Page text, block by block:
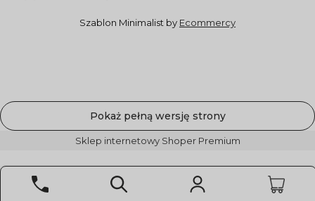
Szablon Minimalist by Ecommercy
Pokaż pełną wersję strony
Sklep internetowy Shoper Premium